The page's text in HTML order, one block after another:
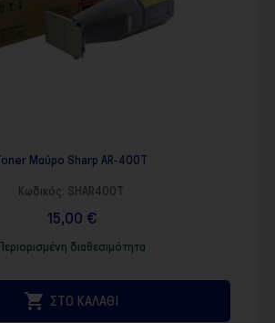
Μαύρο Sharp AR-400T
Κωδικός: SHAR400T
15,00 €
διαθεσιμότητα
 ΣΤΟ ΚΑΛΑΘΙ